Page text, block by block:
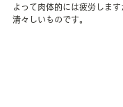
よって肉体的には疲労しま
清々しいものです。